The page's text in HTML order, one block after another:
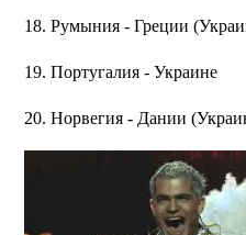
18. Румыния - Греции
19. Португалия - Украине
20. Норвегия - Дании